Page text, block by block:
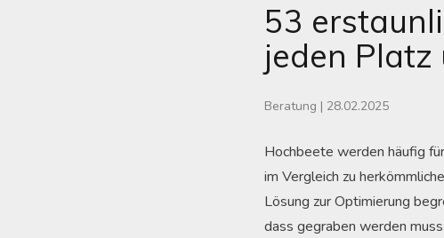
53
jeden Platz
Beratung | 28.02.2025
Hochbeete werden häufig
im Vergleich zu
Lösung zur Optimierung
dass gegraben werden